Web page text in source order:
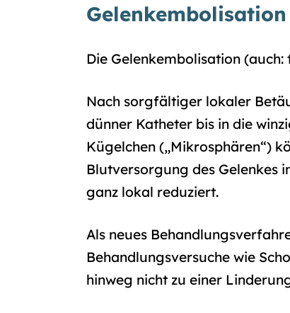
Gelenkembolisation
Die Gelenkembolisation
Nach sorgfältiger lokaler
dünner Katheter bis in die
Kügelchen („Mikrosphären“)
Blutversorgung des Gelenkes
ganz lokal reduziert.
Als neues
Behandlungsversuche wie
hinweg nicht zu einer